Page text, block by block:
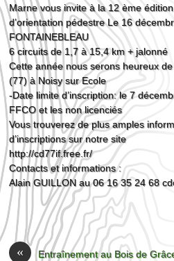
Marne vous invite à la 12 ème
d’orientation pédestre Le 16
FONTAINEBLEAU
6 circuits de 1,7 à 15,4 km + jalonné
Cette année nous serons heureux
(77) à Noisy sur Ecole
-Date limite d’inscription: le 7
FFCO et les non licenciés
Vous trouverez de plus amples
d’inscriptions sur notre site
http://cd77if.free.fr/
Contacts et informations :
Alain GUILLON au 06 16 35 24 68
« Entraînement au Bois de